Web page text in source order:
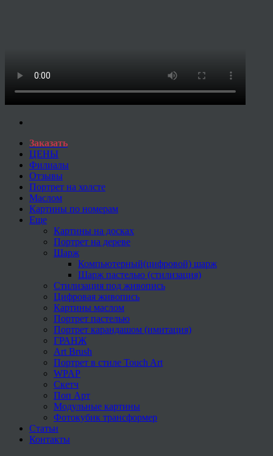
Заказать
ЦЕНЫ
Филиалы
Отзывы
Портрет на холсте
Маслом
Картины по номерам
Еще
Картины на досках
Портрет на дереве
Шарж
Компьютерный(цифровой) шарж
Шарж пастелью (стилизация)
Стилизация под живопись
Цифровая живопись
Картины маслом
Портрет пастелью
Портрет карандашом (имитация)
ГРАНЖ
Art Brush
Портрет в стиле Touch Art
WPAP
Скетч
Поп Арт
Модульные картины
Фотокубик трансформер
Статьи
Контакты